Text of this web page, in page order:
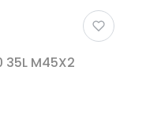
35L M45X2